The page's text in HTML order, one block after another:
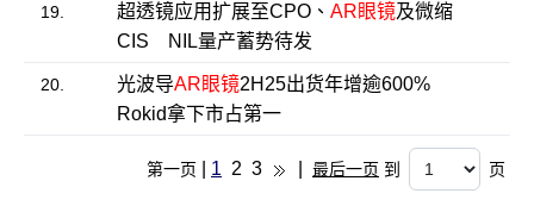
19. 超透镜应用扩展至CPO、 AR眼镜及微缩
CIS NIL量产蓄势待发
20. 光波导AR眼镜2H25出货年增逾600%
Rokid拿下市占第一
第一页 1 2 3 最后一页 到 页